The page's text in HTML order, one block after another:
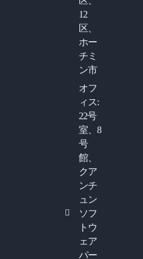
12
区、
ホー
チミ
ン市
オフ
ィス:
22号
室、8
号
館、
クア
ンチ
ュン
ソフ
トウ
ェア
パー